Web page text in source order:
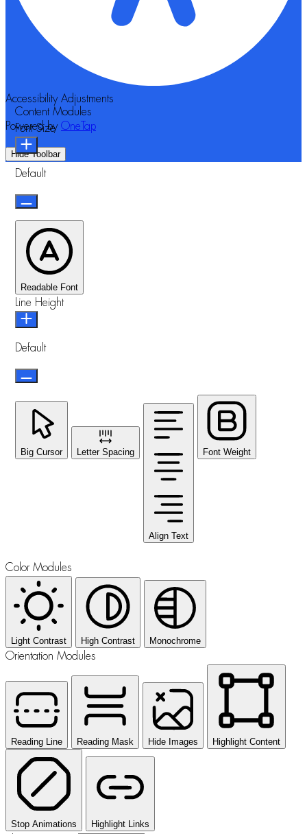
Accessibility Adjustments
Powered by OneTap
Hide Toolbar
Content Modules
Font Size
Default
Readable Font
Line Height
Default
Big Cursor Letter Spacing
Align Text
Font Weight
Color Modules
Light Contrast High Contrast Monochrome
Orientation Modules
Reading Line Reading Mask Hide Images Highlight Content
Stop Animations Highlight Links